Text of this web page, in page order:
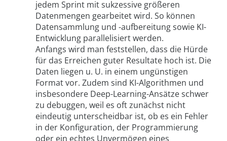
jedem Sprint mit sukzessive größeren
Datenmengen gearbeitet wird. So können
Datensammlung und -aufbereitung sowie KI-
Entwicklung parallelisiert werden.
Anfangs wird man feststellen, dass die Hürde
für das Erreichen guter Resultate hoch ist. Die
Daten liegen u. U. in einem ungünstigen
Format vor. Zudem sind KI-Algorithmen und
insbesondere Deep-Learning-Ansätze schwer
zu debuggen, weil es oft zunächst nicht
eindeutig unterscheidbar ist, ob es ein Fehler
in der Konfiguration, der Programmierung
oder ein echtes Unvermögen eines